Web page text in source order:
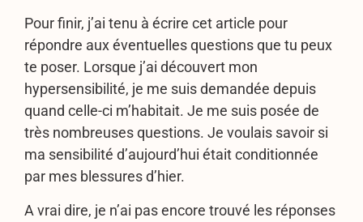
Pour finir, j’ai tenu à écrire cet article pour
répondre aux éventuelles questions que tu peux
te poser. Lorsque j’ai découvert mon
hypersensibilité, je me suis demandée depuis
quand celle-ci m’habitait. Je me suis posée de
très nombreuses questions. Je voulais savoir si
ma sensibilité d’aujourd’hui était conditionnée
par mes blessures d’hier.
A vrai dire, je n’ai pas encore trouvé les réponses